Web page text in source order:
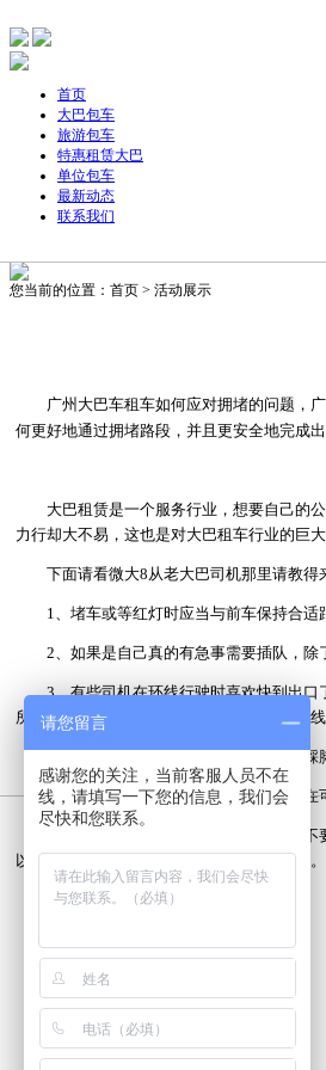
首页
大巴包车
旅游包车
特惠租赁大巴
单位包车
最新动态
联系我们
您当前的位置：首页 > 活动展示
广州大巴车租车如何应对拥堵的问题，广
何更好地通过拥堵路段，并且更安全地完成
大巴租赁是一个服务行业，想要自己的公
力行却大不易，这也是对大巴租车行业的巨
下面请看​微大8从老大巴司机那里请教得
1、堵车或等红灯时应当与前车保持合适
2、如果是自己真的有急事需要插队，除
3、有些司机在环线行驶时喜欢快到出口了
所以提醒司机师傅们一定要提前规划行车路线
4、永远不要和行人抢路，也许您就是踩
5、环线排队时，为了防止别人加塞，在可
6、平时跟车行驶时要保持匀速前进，不
以如果您手艺潮，最好还是在慢车道里溜达。
请您留言
感谢您的关注，当前客服人员不在
线，请填写一下您的信息，我们会
尽快和您联系。